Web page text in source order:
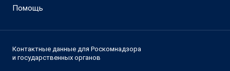
Помощь
Контактные данные для Роскомнадзора
и государственных органов